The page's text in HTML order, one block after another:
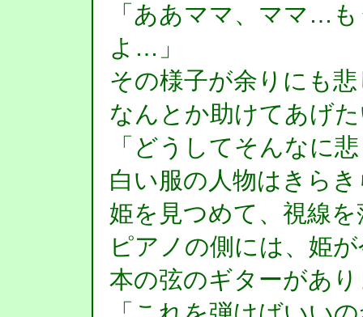
「ああママ、ママ…
よ…」
その様子が余りにも
なんとか助けてあげ
「どうしてそんなに
白い服の人物はきら
姫を見つめて、視線
ピアノの側には、姫
本の弦のギターがあ